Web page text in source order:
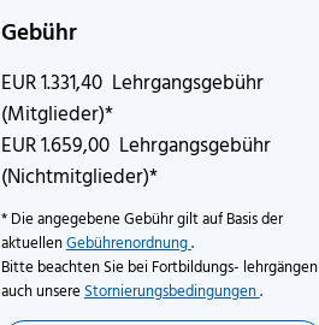
Gebühr
EUR 1.331,40 Lehrgangsgebühr
(Mitglieder)*
EUR 1.659,00 Lehrgangsgebühr
(Nichtmitglieder)*
* Die angegebene Gebühr gilt auf Basis der
aktuellenGebührenordnung.
Bitte beachten Sie bei Fortbildungs- lehrgängen
auch unsere Stornierungsbedingungen.